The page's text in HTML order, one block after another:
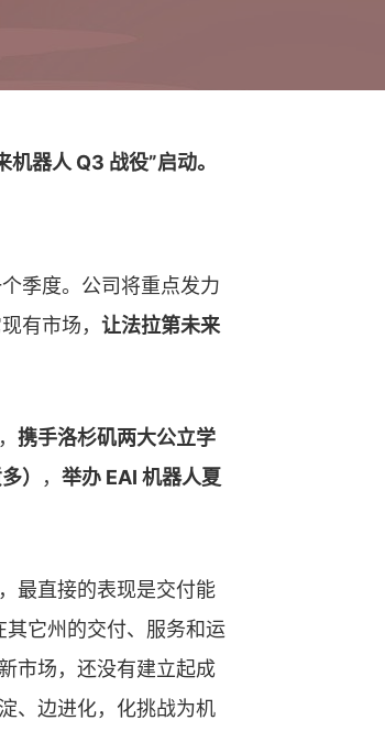
机器人 Q3 战役”启动。
季度。公司将重点发力
有市场， 让法拉第未来
携手洛杉矶两大公立学
）
， 举办 EAI 机器人夏
最直接的表现是交付能
它州的交付、服务和运
市场，还没有建立起成
、边进化，化挑战为机